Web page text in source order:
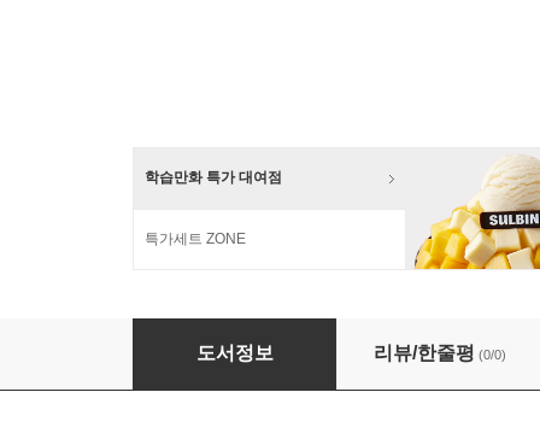
학습만화 특가 대여점
특가세트 ZONE
끈적괴물 멈춰!
도서정보 리뷰/한줄평 (0/0)